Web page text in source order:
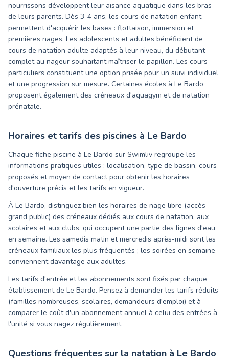
nourrissons développent leur aisance aquatique dans les bras
de leurs parents. Dès 3-4 ans, les cours de natation enfant
permettent d'acquérir les bases : flottaison, immersion et
premières nages. Les adolescents et adultes bénéficient de
cours de natation adulte adaptés à leur niveau, du débutant
complet au nageur souhaitant maîtriser le papillon. Les cours
particuliers constituent une option prisée pour un suivi individuel
et une progression sur mesure. Certaines écoles à Le Bardo
proposent également des créneaux d'aquagym et de natation
prénatale.
Horaires et tarifs des piscines à Le Bardo
Chaque fiche piscine à Le Bardo sur Swimliv regroupe les
informations pratiques utiles : localisation, type de bassin, cours
proposés et moyen de contact pour obtenir les horaires
d'ouverture précis et les tarifs en vigueur.
À Le Bardo, distinguez bien les horaires de nage libre (accès
grand public) des créneaux dédiés aux cours de natation, aux
scolaires et aux clubs, qui occupent une partie des lignes d'eau
en semaine. Les samedis matin et mercredis après-midi sont les
créneaux familiaux les plus fréquentés ; les soirées en semaine
conviennent davantage aux adultes.
Les tarifs d'entrée et les abonnements sont fixés par chaque
établissement de Le Bardo. Pensez à demander les tarifs réduits
(familles nombreuses, scolaires, demandeurs d'emploi) et à
comparer le coût d'un abonnement annuel à celui des entrées à
l'unité si vous nagez régulièrement.
Questions fréquentes sur la natation à Le Bardo